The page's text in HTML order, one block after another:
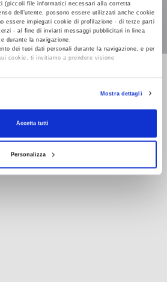
(piccoli file informatici necessari alla corretta
dell’utente, possono essere utilizzati anche cookie
essere impiegati cookie di profilazione - di terze parti
- al fine di inviarti messaggi pubblicitari in linea
durante la navigazione.
dei tuoi dati personali durante la navigazione, e per
cookie, ti invitiamo a prendere visione
RevocaMostra dettagli
Accetta tutti
Personalizza